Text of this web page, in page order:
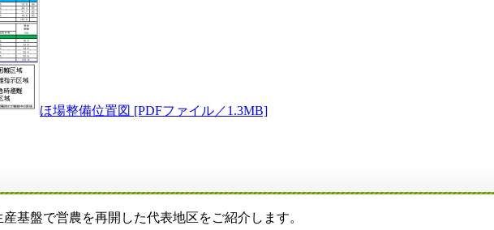
ほ場整備位置図 [PDFファイル／1.3MB]
基盤で営農を再開した代表地区をご紹介します。